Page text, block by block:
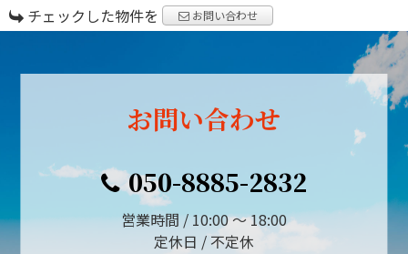
チェックした物件を お問い合わせ
お問い合わせ
050-8885-2832
営業時間 / 10:00 ～ 18:00
定休日 / 不定休